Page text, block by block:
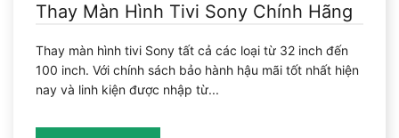
Thay Màn Hình Tivi Sony Chính Hãng
Thay màn hình tivi Sony tất cả các loại từ 32 inch đến
100 inch. Với chính sách bảo hành hậu mãi tốt nhất hiện
nay và linh kiện được nhập từ...